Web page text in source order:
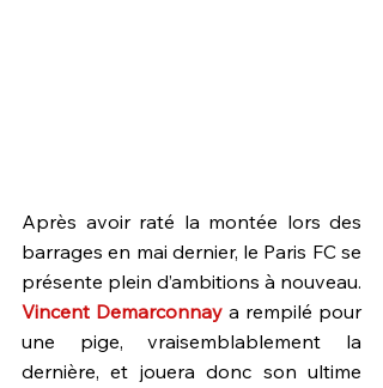
Après avoir raté la montée lors des
barrages en mai dernier, le Paris FC se
Vincent Demarconnay a rempilé pour
une pige, vraisemblablement la
dernière, et jouera donc son ultime